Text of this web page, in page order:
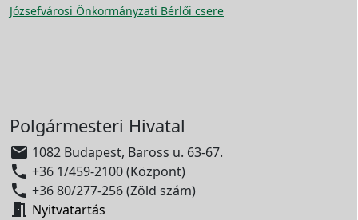
Józsefvárosi Önkormányzati Bérlői csere
Polgármesteri Hivatal
 1082 Budapest, Baross u. 63-67.
 +36 1/459-2100 (Központ)
 +36 80/277-256 (Zöld szám)
 Nyitvatartás